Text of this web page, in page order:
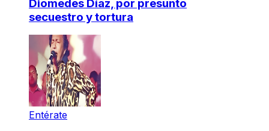
Diomedes Díaz, por presunto
secuestro y tortura
Entérate